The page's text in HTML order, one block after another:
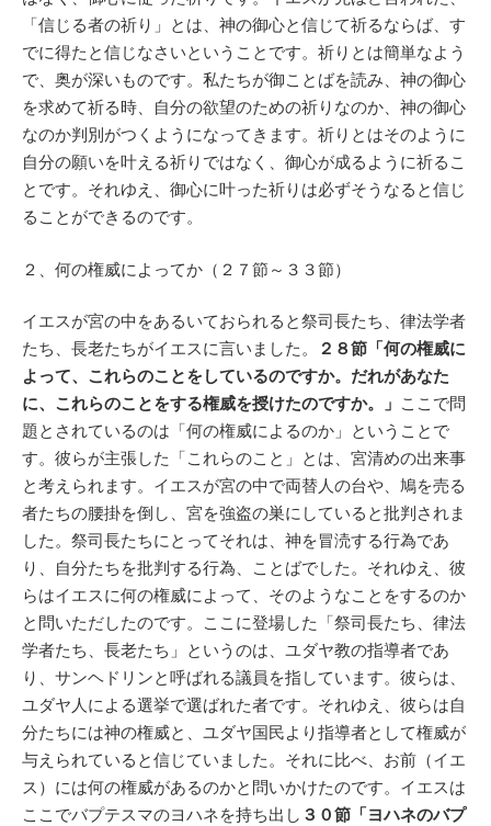
「信じる者の祈り」とは、神の御心と信じて祈るならば、す
でに得たと信じなさいということです。祈りとは簡単なよう
で、奥が深いものです。私たちが御ことばを読み、神の御心
を求めて祈る時、自分の欲望のための祈りなのか、神の御心
なのか判別がつくようになってきます。祈りとはそのように
自分の願いを叶える祈りではなく、御心が成るように祈るこ
とです。それゆえ、御心に叶った祈りは必ずそうなると信じ
ることができるのです。
２、何の権威によってか（２７節～３３節）
イエスが宮の中をあるいておられると祭司長たち、律法学者
たち、長老たちがイエスに言いました。
２８節「何の権威に
よって、これらのことをしているのですか。だれがあなた
に、これらのことをする権威を授けたのですか。」 ここで問
題とされているのは「何の権威によるのか」ということで
す。彼らが主張した「これらのこと」とは、宮清めの出来事
と考えられます。イエスが宮の中で両替人の台や、鳩を売る
者たちの腰掛を倒し、宮を強盗の巣にしていると批判されま
した。祭司長たちにとってそれは、神を冒涜する行為であ
り、自分たちを批判する行為、ことばでした。それゆえ、彼
らはイエスに何の権威によって、そのようなことをするのか
と問いただしたのです。ここに登場した「祭司長たち、律法
学者たち、長老たち」というのは、ユダヤ教の指導者であ
り、サンヘドリンと呼ばれる議員を指しています。彼らは、
ユダヤ人による選挙で選ばれた者です。それゆえ、彼らは自
分たちには神の権威と、ユダヤ国民より指導者として権威が
与えられていると信じていました。それに比べ、お前（イエ
ス）には何の権威があるのかと問いかけたのです。イエスは
ここでバプテスマのヨハネを持ち出し ３０節「ヨハネのバプ